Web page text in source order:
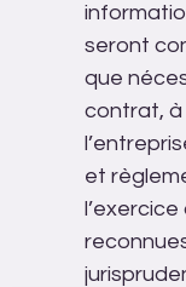
seront
que
contrat, à
et